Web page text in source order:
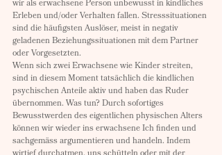
wir als erwachsene Person unbewusst in kindliches
Erleben und/oder Verhalten fallen. Stresssituationen
sind die häufigsten Auslöser, meist in negativ
geladenen Beziehungssituationen mit dem Partner
oder Vorgesetzten.
Wenn sich zwei Erwachsene wie Kinder streiten,
sind in diesem Moment tatsächlich die kindlichen
psychischen Anteile aktiv und haben das Ruder
übernommen. Was tun? Durch sofortiges
Bewusstwerden des eigentlichen physischen Alters
können wir wieder ins erwachsene Ich finden und
sachgemäss argumentieren und handeln. Indem